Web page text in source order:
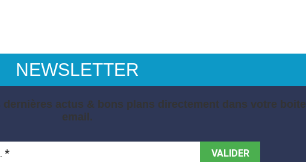
NEWSLETTER
actus & bons plans directement dans votre boite
email.